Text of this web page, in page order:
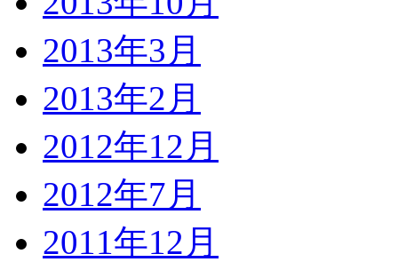
2013年3月
2013年2月
2012年12月
2012年7月
2011年12月